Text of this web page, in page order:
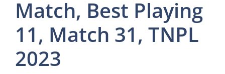
Match, Best Playing
11, Match 31, TNPL
2023